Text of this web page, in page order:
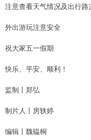
注意查看天气情况及出行路
外出游玩注意安全
祝大家五一假期
快乐、平安、顺利！
监制丨郑弘
制片人丨房轶婷
编辑丨魏韫桐